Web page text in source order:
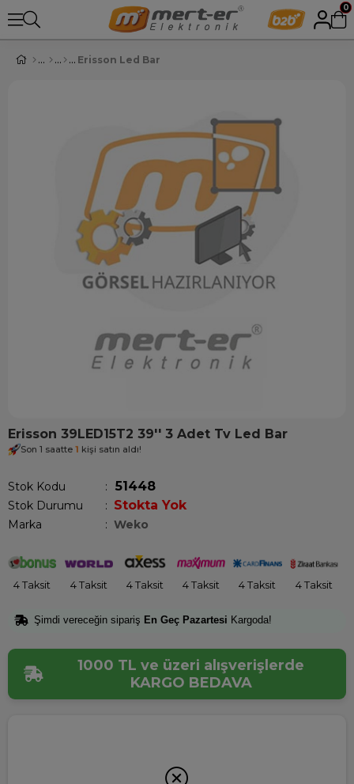
0
Erisson Led Bar
Erisson 39LED15T2 39'' 3 Adet Tv Led Bar
Son 1 saatte 1 kişi satın aldı!
Stok Kodu 51448
Stok Durumu : Stokta Yok
Marka : Weko
4 Taksit 4 Taksit 4 Taksit 4 Taksit 4 Taksit 4 Taksit
Şimdi vereceğin sipariş En Geç Pazartesi Kargoda!
1000 TL ve üzeri alışverişlerde
KARGO BEDAVA